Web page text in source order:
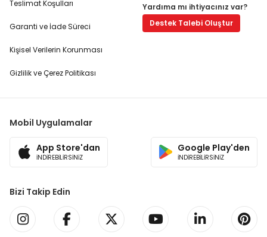
Teslimat Koşulları
Garanti ve İade Süreci
Kişisel Verilerin Korunması
Gizlilik ve Çerez Politikası
Yardıma mı ihtiyacınız var?
Destek Talebi Oluştur
Mobil Uygulamalar
App Store'dan
İNDİREBİLİRSİNİZ
Google Play'den
İNDİREBİLİRSİNİZ
Bizi Takip Edin